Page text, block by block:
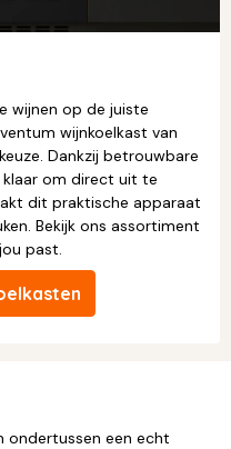
wijnen op de juiste
wijnkoelkast van
Dankzij betrouwbare
klaar om direct uit te
dit praktische apparaat
Bekijk ons assortiment
past.
ondertussen een echt